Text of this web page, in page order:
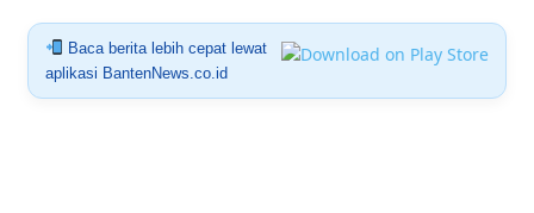
Baca berita lebih cepat lewat
aplikasi BantenNews.co.id